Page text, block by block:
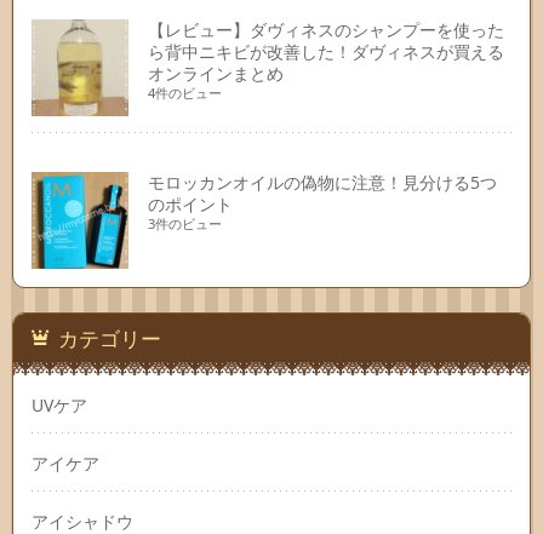
【レビュー】ダヴィネスのシャンプーを使った
ら背中ニキビが改善した！ダヴィネスが買える
オンラインまとめ
4件のビュー
モロッカンオイルの偽物に注意！見分ける5つ
のポイント
3件のビュー
カテゴリー
UVケア
アイケア
アイシャドウ